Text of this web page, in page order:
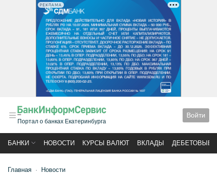
РЕКЛАМА
Портал о банках Екатеринбурга
Войти
БАНКИ НОВОСТИ КУРСЫ ВАЛЮТ ВКЛАДЫ ДЕБЕТОВЫЕ
Главная Новости